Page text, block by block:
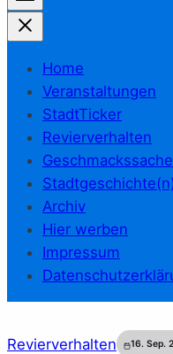
Home
Veranstaltungen
StadtTicker
Revierverhalten
Archiv
Hier werben
Impressum
Revierverhalten 16. Sep.